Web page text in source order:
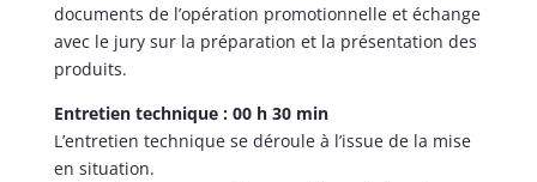
documents de l’opération promotionnelle et échange
avec le jury sur la préparation et la présentation des
produits.
Entretien technique : 00 h 30 min
L’entretien technique se déroule à l’issue de la mise
en situation.